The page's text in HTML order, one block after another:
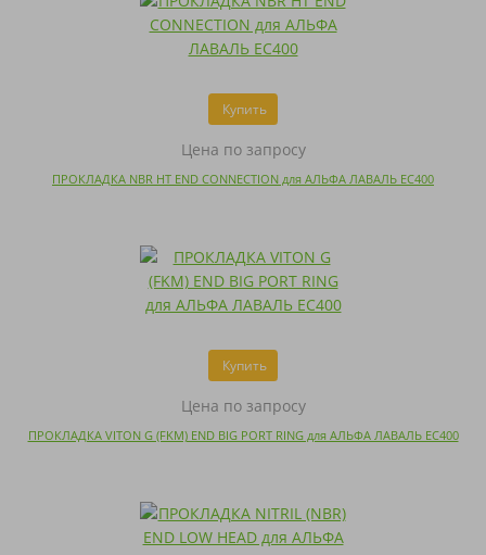
Купить
Цена по запросу
ПРОКЛАДКА NBR HT END CONNECTION для АЛЬФА ЛАВАЛЬ EC400
Купить
Цена по запросу
ПРОКЛАДКА VITON G (FKM) END BIG PORT RING для АЛЬФА ЛАВАЛЬ EC400